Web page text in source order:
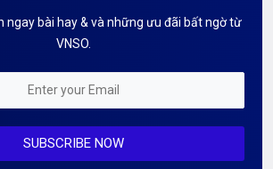
ngay bài hay & và những ưu đãi bất ngờ từ
VNSO.
SUBSCRIBE NOW